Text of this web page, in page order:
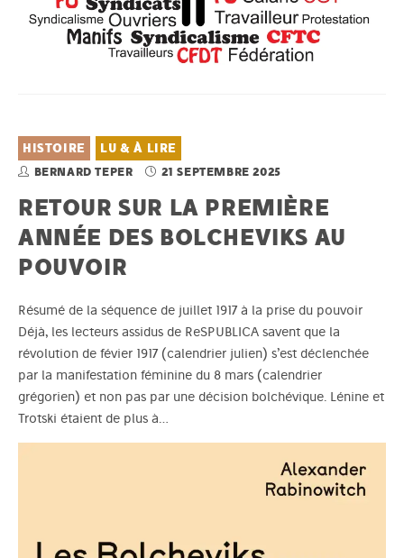
HISTOIRE LU & À LIRE
BERNARD TEPER 21 SEPTEMBRE 2025
RETOUR SUR LA PREMIÈRE
ANNÉE DES BOLCHEVIKS AU
POUVOIR
Résumé de la séquence de juillet 1917 à la prise du pouvoir
Déjà, les lecteurs assidus de ReSPUBLICA savent que la
révolution de févier 1917 (calendrier julien) s’est déclenchée
par la manifestation féminine du 8 mars (calendrier
grégorien) et non pas par une décision bolchévique. Lénine et
Trotski étaient de plus à…